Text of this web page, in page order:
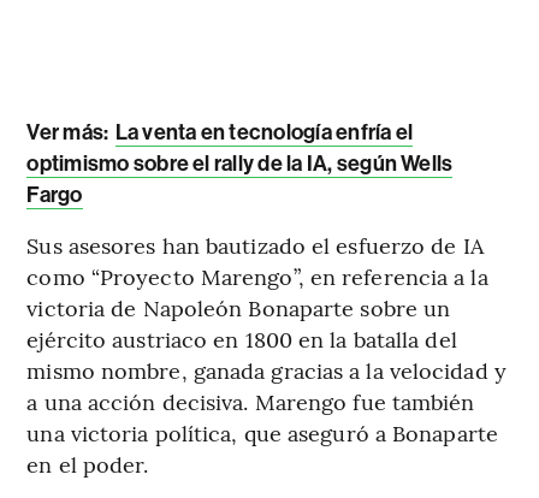
Ver más: La venta en tecnología enfría el
optimismo sobre el rally de la IA, según Wells
Fargo
Sus asesores han bautizado el esfuerzo de IA
como “Proyecto Marengo”, en referencia a la
victoria de Napoleón Bonaparte sobre un
ejército austriaco en 1800 en la batalla del
mismo nombre, ganada gracias a la velocidad y
a una acción decisiva. Marengo fue también
una victoria política, que aseguró a Bonaparte
en el poder.